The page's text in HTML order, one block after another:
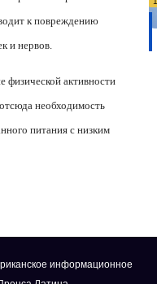
к повреждению
и нервов.
физической активности
необходимость
питания с низким
информационное